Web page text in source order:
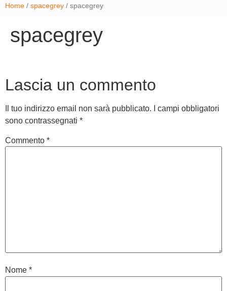
Home / spacegrey / spacegrey
spacegrey
Lascia un commento
Il tuo indirizzo email non sarà pubblicato.
I campi obbligatori
sono contrassegnati *
Commento *
Nome *